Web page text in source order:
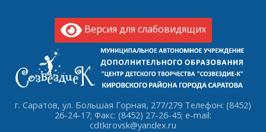
Версия для слабовидящих
г. Саратов, ул. Большая Горная, 277/279 Телефон: (8452)
26-24-17; Факс: (8452) 27-26-45; e-mail:
cdtkirovsk@yandex.ru